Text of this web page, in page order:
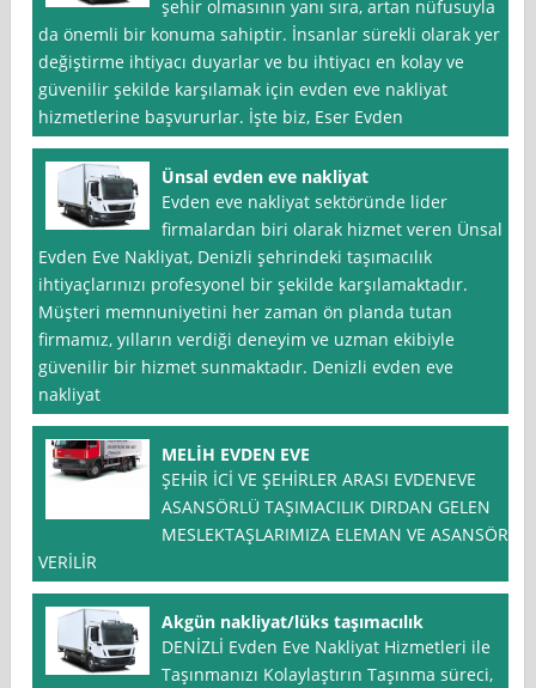
şehir olmasının yanı sıra, artan nüfusuyla
da önemli bir konuma sahiptir. İnsanlar sürekli olarak yer
değiştirme ihtiyacı duyarlar ve bu ihtiyacı en kolay ve
güvenilir şekilde karşılamak için evden eve nakliyat
hizmetlerine başvururlar. İşte biz, Eser Evden
Ünsal evden eve nakliyat
Evden eve nakliyat sektöründe lider
firmalardan biri olarak hizmet veren Ünsal
Evden Eve Nakliyat, Denizli şehrindeki taşımacılık
ihtiyaçlarınızı profesyonel bir şekilde karşılamaktadır.
Müşteri memnuniyetini her zaman ön planda tutan
firmamız, yılların verdiği deneyim ve uzman ekibiyle
güvenilir bir hizmet sunmaktadır. Denizli evden eve
nakliyat
MELİH EVDEN EVE
ŞEHİR İCİ VE ŞEHİRLER ARASI EVDENEVE
ASANSÖRLÜ TAŞIMACILIK DIRDAN GELEN
MESLEKTAŞLARIMIZA ELEMAN VE ASANSÖR
VERİLİR
Akgün nakliyat/lüks taşımacılık
DENİZLİ Evden Eve Nakliyat Hizmetleri ile
Taşınmanızı Kolaylaştırın Taşınma süreci,